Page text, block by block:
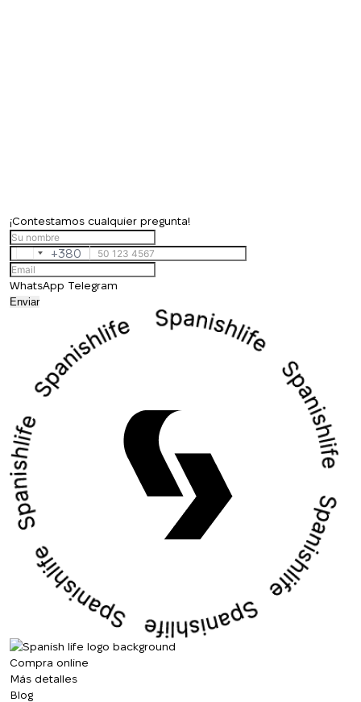
¡Contestamos cualquier pregunta!
Ukraine
+380
+380
WhatsApp Telegram
Enviar
Compra online
Más detalles
Blog